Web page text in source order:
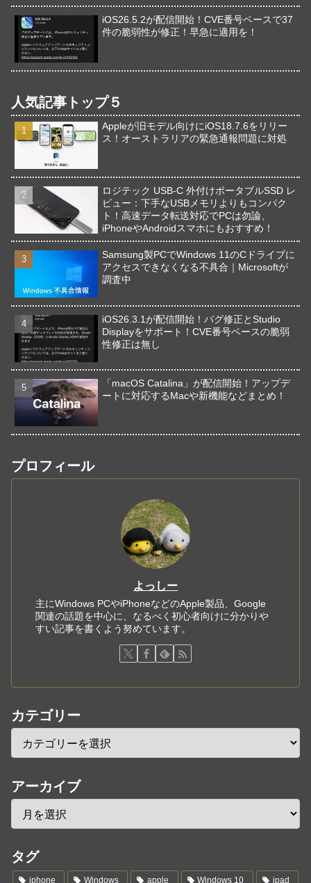
iOS26.5.2が配信開始！CVE番号ベースで37
件の脆弱性が修正！早急に適用を！
人気記事トップ５
Appleが旧モデル向けにiOS18.7.6をリリー
ス！オーストラリアの緊急通報問題に対処
ロジテック USB-C 外付けポータブルSSD レ
ビュー：下手なUSBメモリよりもコンパク
ト！高速データ転送対応でPCは勿論、
iPhoneやAndroidスマホにもおすすめ！
Samsung製PCでWindows 11のCドライブに
アクセスできなくなる不具合｜Microsoftが
調査中
iOS26.3.1が配信開始！バグ修正とStudio
Displayをサポート！CVE番号ベースの脆弱
性修正は無し
「macOS Catalina」が配信開始！アップデ
ートに対応するMacや新機能などまとめ！
プロフィール
よっしー
主にWindows PCやiPhoneなどのApple製品、Google
関連の話題を中心に、なるべく初心者向けに分かりや
すい記事を書くよう努めています。
カテゴリー
アーカイブ
タグ
iphone Windows apple Windows 10 ipad